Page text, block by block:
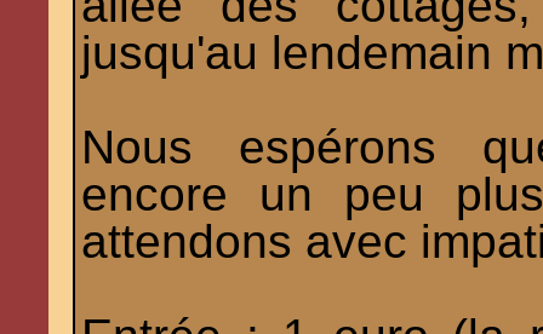
jusqu'au lendemain
Nous espérons
encore un peu
attendons avec